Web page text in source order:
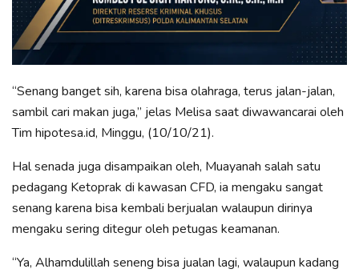
“Senang banget sih, karena bisa olahraga, terus jalan-jalan,
sambil cari makan juga,” jelas Melisa saat diwawancarai oleh
Tim hipotesa.id, Minggu, (10/10/21).
Hal senada juga disampaikan oleh, Muayanah salah satu
pedagang Ketoprak di kawasan CFD, ia mengaku sangat
senang karena bisa kembali berjualan walaupun dirinya
mengaku sering ditegur oleh petugas keamanan.
“Ya, Alhamdulillah seneng bisa jualan lagi, walaupun kadang